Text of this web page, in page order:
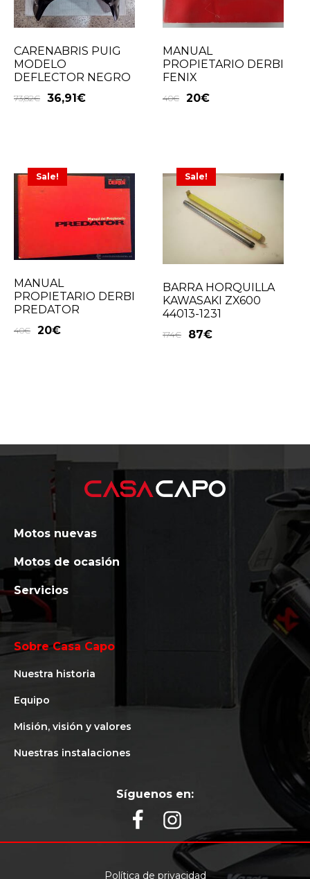
CARENABRIS PUIG
MODELO
DEFLECTOR NEGRO
73,82€ 36,91€
MANUAL
PROPIETARIO DERBI
FENIX
40€ 20€
Sale!
MANUAL
PROPIETARIO DERBI
PREDATOR
40€ 20€
Sale!
BARRA HORQUILLA
KAWASAKI ZX600
44013-1231
174€ 87€
Motos nuevas
Motos de ocasión
Servicios
Sobre Casa Capo
Nuestra historia
Equipo
Misión, visión y valores
Nuestras instalaciones
Síguenos en:
Política de privacidad